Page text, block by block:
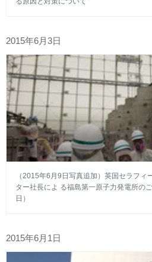
2015年6月3日
（2015年6月9日写真追加）英国セラフィ
ター社長によ る福島第一原子力発電所の
日）
2015年6月1日